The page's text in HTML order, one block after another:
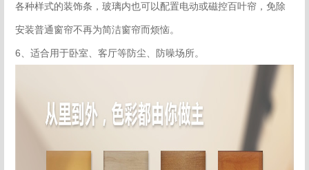
各种样式的装饰条，玻璃内也可以配置电动或磁控百叶帘，免除
安装普通窗帘不再为简洁窗帘而烦恼。
6、适合用于卧室、客厅等防尘、防噪场所。